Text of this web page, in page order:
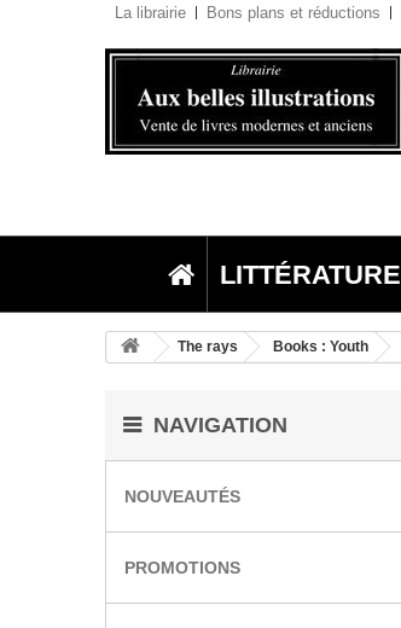
La librairie Bons plans et réductions
LITTÉRATURE
The rays Books : Youth
NAVIGATION
NOUVEAUTÉS
PROMOTIONS